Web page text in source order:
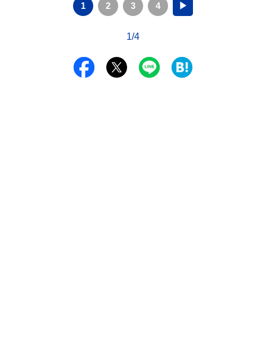
1 2 3 4 ▶
1/4